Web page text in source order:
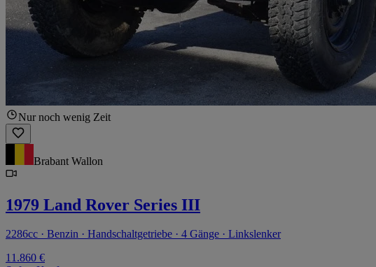
Nur noch wenig Zeit
Brabant Wallon
1979 Land Rover Series III
2286cc · Benzin · Handschaltgetriebe · 4 Gänge · Linkslenker
11.860 €